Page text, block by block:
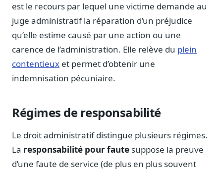
Fiches parlementaires
Parcours, mandats, prises de position
Registre HATVP
Cartographier l'influence sur un dossier
Cabinets, DRI, consultants en lobbying
Affaires réglementaires
JO, décrets, conseil des ministres, AAI
Fédérations & plaidoyer
ONG, syndicats, ordres, associations
est le recours par lequel une victime demande au
juge administratif la réparation d’un préjudice
qu’elle estime causé par une action ou une
carence de l’administration. Elle relève du plein
contentieux et permet d’obtenir une
indemnisation pécuniaire.
Régimes de responsabilité
Le droit administratif distingue plusieurs régimes.
La responsabilité pour faute suppose la preuve
d’une faute de service (de plus en plus souvent